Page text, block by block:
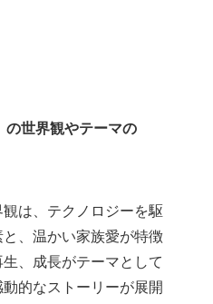
の世界観やテーマの
観は、テクノロジーを駆
、温かい家族愛が特徴
、成長がテーマとして
的なストーリーが展開